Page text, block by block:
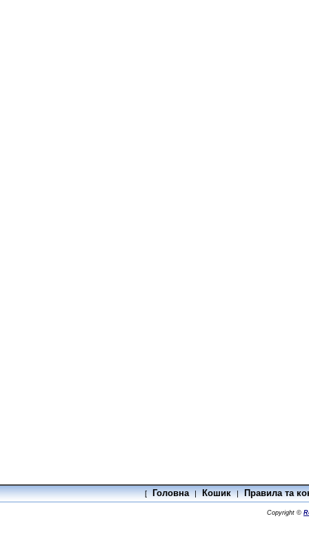
[ Головна | Кошик | Правила та
Copyright ©